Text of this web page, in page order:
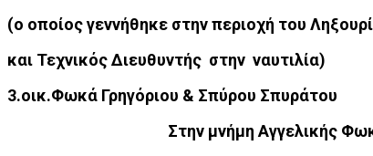
(ο οποίος γεννήθηκε στην περιοχή του
και Τεχνικός Διευθυντής στην ναυτιλία)
3.οικ.Φωκά Γρηγόριου & Σπύρου
Στην μνήμη Αγγελικής